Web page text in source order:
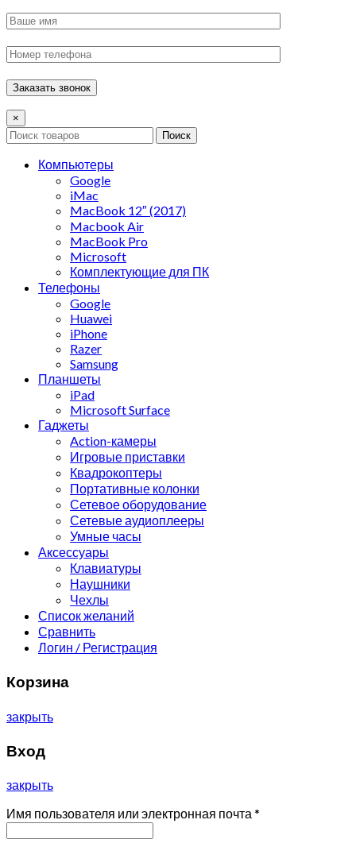
×
Поиск
Компьютеры
Google
iMac
MacBook 12″ (2017)
Macbook Air
MacBook Pro
Microsoft
Комплектующие для ПК
Телефоны
Google
Huawei
iPhone
Razer
Samsung
Планшеты
iPad
Microsoft Surface
Гаджеты
Action-камеры
Игровые приставки
Квадрокоптеры
Портативные колонки
Сетевое оборудование
Сетевые аудиоплееры
Умные часы
Аксессуары
Клавиатуры
Наушники
Чехлы
Список желаний
Сравнить
Логин / Регистрация
Корзина
закрыть
Вход
закрыть
Имя пользователя или электронная почта *